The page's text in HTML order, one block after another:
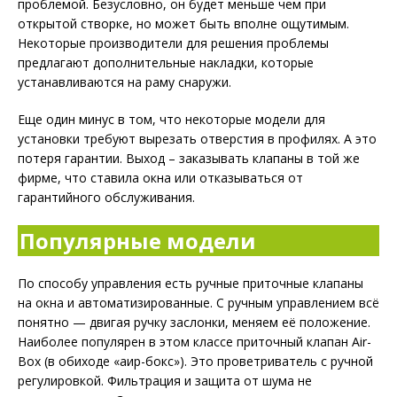
проблемой. Безусловно, он будет меньше чем при
открытой створке, но может быть вполне ощутимым.
Некоторые производители для решения проблемы
предлагают дополнительные накладки, которые
устанавливаются на раму снаружи.
Еще один минус в том, что некоторые модели для
установки требуют вырезать отверстия в профилях. А это
потеря гарантии. Выход – заказывать клапаны в той же
фирме, что ставила окна или отказываться от
гарантийного обслуживания.
Популярные модели
По способу управления есть ручные приточные клапаны
на окна и автоматизированные. С ручным управлением всё
понятно — двигая ручку заслонки, меняем её положение.
Наиболее популярен в этом классе приточный клапан Air-
Box (в обиходе «аир-бокс»). Это проветриватель c ручной
регулировкой. Фильтрация и защита от шума не